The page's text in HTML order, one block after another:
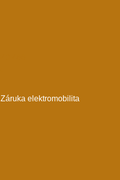
Záruka elektromobilita